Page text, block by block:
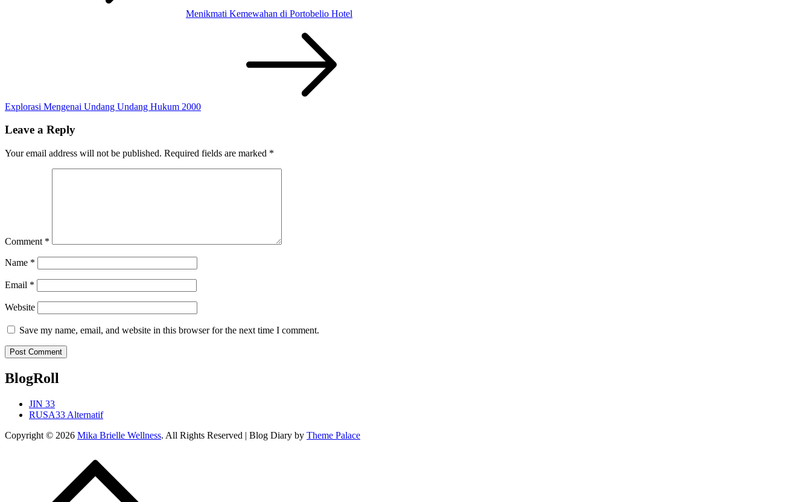
Menikmati Kemewahan di Portobelio Hotel
Explorasi Mengenai Undang Undang Hukum 2000
Leave a Reply
Your email address will not be published. Required fields are marked *
Comment *
Name *
Email *
Website
Save my name, email, and website in this browser for the next time I comment.
BlogRoll
JIN 33
RUSA33 Alternatif
Copyright © 2026 Mika Brielle Wellness. All Rights Reserved | Blog Diary by Theme Palace